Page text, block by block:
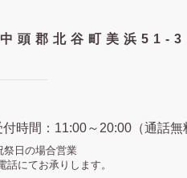
頭郡北谷町美浜51-3
付時間：11:00～20:00（通話無
日の場合営業
にてお承りします。